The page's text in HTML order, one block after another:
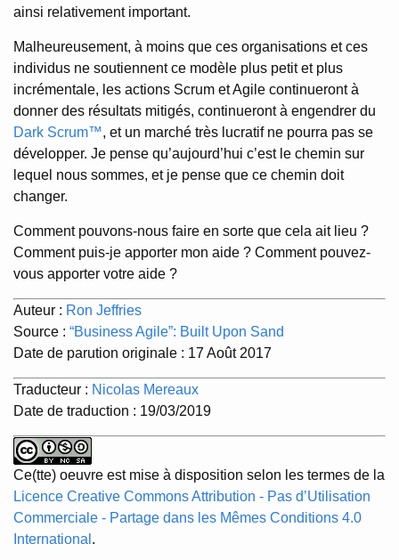
ainsi relativement important.
Malheureusement, à moins que ces organisations et ces
individus ne soutiennent ce modèle plus petit et plus
incrémentale, les actions Scrum et Agile continueront à
donner des résultats mitigés, continueront à engendrer du
Dark Scrum™, et un marché très lucratif ne pourra pas se
développer. Je pense qu’aujourd’hui c’est le chemin sur
lequel nous sommes, et je pense que ce chemin doit
changer.
Comment pouvons-nous faire en sorte que cela ait lieu ?
Comment puis-je apporter mon aide ? Comment pouvez-
vous apporter votre aide ?
Auteur : Ron Jeffries
Source : “Business Agile”: Built Upon Sand
Date de parution originale : 17 Août 2017
Traducteur : Nicolas Mereaux
Date de traduction : 19/03/2019
Ce(tte) oeuvre est mise à disposition selon les termes de la
Licence Creative Commons Attribution - Pas d’Utilisation
Commerciale - Partage dans les Mêmes Conditions 4.0
International .